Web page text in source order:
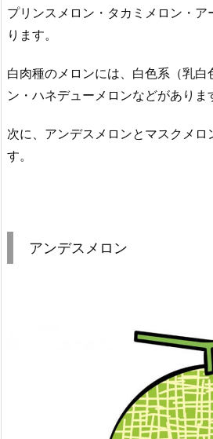
プリンスメロン・タカミメロン・ア
ります。
白肉種のメロンには、白色系（乳白
ン・ハネデューメロンなどがありま
次に、アンデスメロンとマスクメロ
す。
アンデスメロン